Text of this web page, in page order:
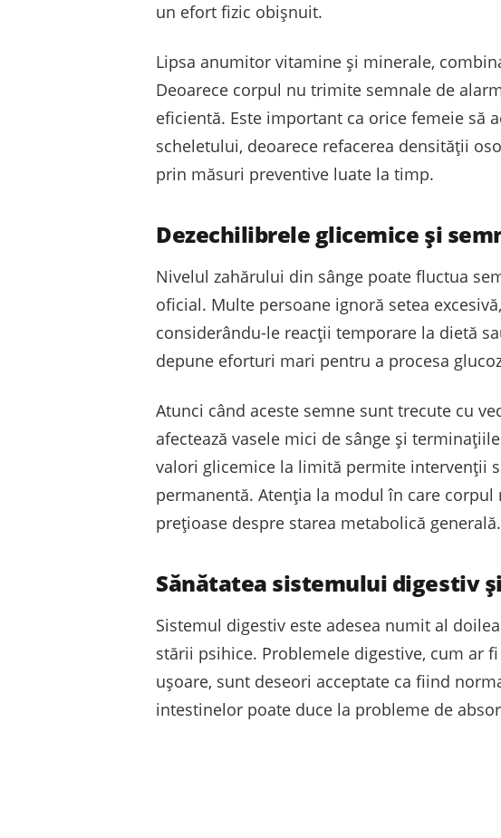
un efort fizic obișnuit.
Lipsa anumitor vitamine și minerale,
Deoarece corpul nu trimite semnale de
eficientă. Este important ca orice femeie să
scheletului, deoarece refacerea densității
prin măsuri preventive luate la timp.
Dezechilibrele glicemice și
Nivelul zahărului din sânge poate fluctua
oficial. Multe persoane ignoră setea
considerându-le reacții temporare la dietă
depune eforturi mari pentru a procesa
Atunci când aceste semne sunt trecute cu
afectează vasele mici de sânge și
valori glicemice la limită permite intervenții
permanentă. Atenția la modul în care
prețioase despre starea metabolică generală.
Sănătatea sistemului digestiv
Sistemul digestiv este adesea numit al
stării psihice. Problemele digestive, cum ar
ușoare, sunt deseori acceptate ca fiind
intestinelor poate duce la probleme de